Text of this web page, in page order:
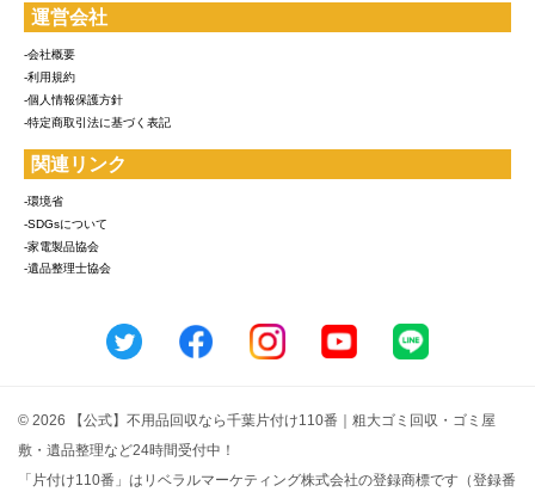
運営会社
-会社概要
-利用規約
-個人情報保護方針
-特定商取引法に基づく表記
関連リンク
-環境省
-SDGsについて
-家電製品協会
-遺品整理士協会
© 2026 【公式】不用品回収なら千葉片付け110番｜粗大ゴミ回収・ゴミ屋
敷・遺品整理など24時間受付中！
「片付け110番」はリベラルマーケティング株式会社の登録商標です（登録番